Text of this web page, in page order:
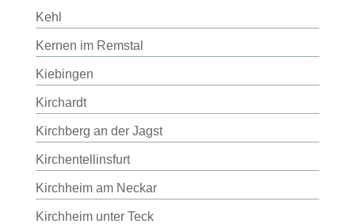
Kehl
Kernen im Remstal
Kiebingen
Kirchardt
Kirchberg an der Jagst
Kirchentellinsfurt
Kirchheim am Neckar
Kirchheim unter Teck